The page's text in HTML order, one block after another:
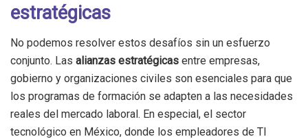
estratégicas
No podemos resolver estos desafíos sin un esfuerzo
conjunto. Las alianzas estratégicas entre empresas,
gobierno y organizaciones civiles son esenciales para que
los programas de formación se adapten a las necesidades
reales del mercado laboral. En especial, el sector
tecnológico en México, donde los empleadores de TI